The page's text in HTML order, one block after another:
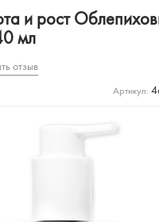
и рост
мл
отзыв
Артикул: